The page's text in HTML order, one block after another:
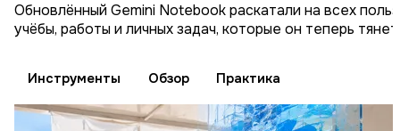
Обновлённый Gemini Notebook раскатали на всех
учёбы, работы и личных задач, которые он теперь тянет.
Инструменты Обзор Практика